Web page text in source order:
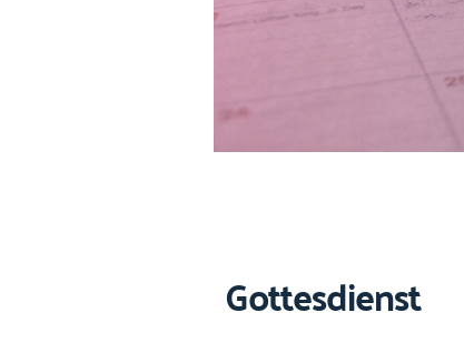
Gottesdienst